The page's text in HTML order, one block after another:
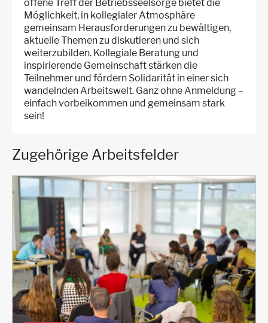
offene Treff der Betriebsseelsorge bietet die
Möglichkeit, in kollegialer Atmosphäre
gemeinsam Herausforderungen zu bewältigen,
aktuelle Themen zu diskutieren und sich
weiterzubilden. Kollegiale Beratung und
inspirierende Gemeinschaft stärken die
Teilnehmer und fördern Solidarität in einer sich
wandelnden Arbeitswelt. Ganz ohne Anmeldung –
einfach vorbeikommen und gemeinsam stark
sein!
Zugehörige Arbeitsfelder